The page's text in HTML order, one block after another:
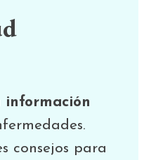
información
consejos para